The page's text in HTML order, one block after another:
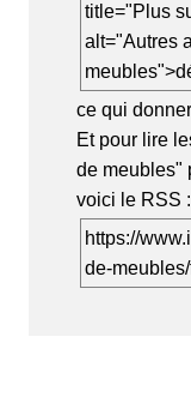
title="Plus
alt="Autres
ce qui
Et pour lire
de meubles"
voici le RSS :
https://
de-